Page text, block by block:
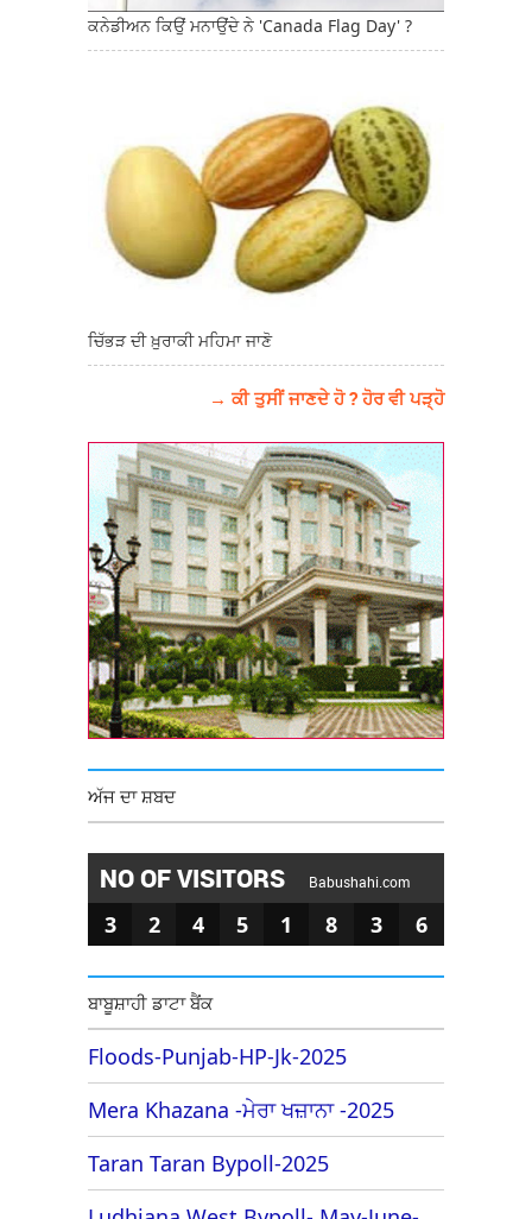
ਕਨੇਡੀਅਨ ਕਿਉਂ ਮਨਾਉਂਦੇ ਨੇ 'Canada Flag Day' ?
ਚਿੱਭੜ ਦੀ ਖ਼ੁਰਾਕੀ ਮਹਿਮਾ ਜਾਣੋ
→ ਕੀ ਤੁਸੀਂ ਜਾਣਦੇ ਹੋ ? ਹੋਰ ਵੀ ਪੜ੍ਹੋ
ਅੱਜ ਦਾ ਸ਼ਬਦ
NO OF VISITORS Babushahi.com
3 2 4 5 1 8 3 6
ਬਾਬੂਸ਼ਾਹੀ ਡਾਟਾ ਬੈਂਕ
Floods-Punjab-HP-Jk-2025
Mera Khazana -ਮੇਰਾ ਖਜ਼ਾਨਾ -2025
Taran Taran Bypoll-2025